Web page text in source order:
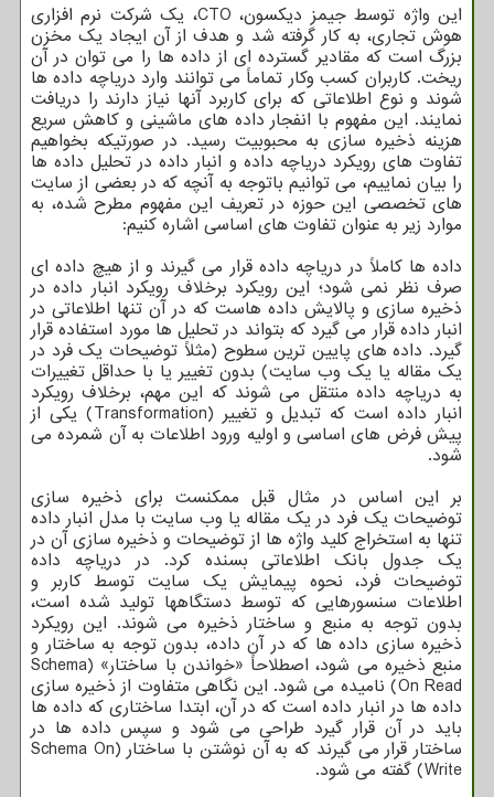
این واژه توسط جیمز دیکسون، CTO، یک شرکت نرم افزاری
هوش تجاری، به کار گرفته شد و هدف از آن ایجاد یک مخزن
بزرگ است که مقادیر گسترده ای از داده ها را می توان در آن
ریخت. کاربران کسب وکار تماماً می توانند وارد دریاچه داده ها
شوند و نوع اطلاعاتی که برای کاربرد آنها نیاز دارند را دریافت
نمایند. این مفهوم با انفجار داده های ماشینی و کاهش سریع
هزینه ذخیره سازی به محبوبیت رسید. در صورتیکه بخواهیم
تفاوت های رویکرد دریاچه داده و انبار داده در تحلیل داده ها
را بیان نماییم، می توانیم باتوجه به آنچه که در بعضی از سایت
های تخصصی این حوزه در تعریف این مفهوم مطرح شده، به
موارد زیر به عنوان تفاوت های اساسی اشاره کنیم:
داده ها کاملاً در دریاچه داده قرار می گیرند و از هیچ داده ای
صرف نظر نمی شود؛ این رویکرد برخلاف رویکرد انبار داده در
ذخیره سازی و پالایش داده هاست که در آن تنها اطلاعاتی در
انبار داده قرار می گیرد که بتواند در تحلیل ها مورد استفاده قرار
گیرد. داده های پایین ترین سطوح (مثلاً توضیحات یک فرد در
یک مقاله یا یک وب سایت) بدون تغییر یا با حداقل تغییرات
به دریاچه داده منتقل می شوند که این مهم، برخلاف رویکرد
انبار داده است که تبدیل و تغییر (Transformation) یکی از
پیش فرض های اساسی و اولیه ورود اطلاعات به آن شمرده می
شود.
بر این اساس در مثال قبل ممکنست برای ذخیره سازی
توضیحات یک فرد در یک مقاله یا وب سایت با مدل انبار داده
تنها به استخراج کلید واژه ها از توضیحات و ذخیره سازی آن در
یک جدول بانک اطلاعاتی بسنده کرد. در دریاچه داده
توضیحات فرد، نحوه پیمایش یک سایت توسط کاربر و
اطلاعات سنسورهایی که توسط دستگاهها تولید شده است،
بدون توجه به منبع و ساختار ذخیره می شوند. این رویکرد
ذخیره سازی داده ها که در آن داده، بدون توجه به ساختار و
منبع ذخیره می شود، اصطلاحاً «خواندن با ساختار» (Schema
On Read) نامیده می شود. این نگاهی متفاوت از ذخیره سازی
داده ها در انبار داده است که در آن، ابتدا ساختاری که داده ها
باید در آن قرار گیرد طراحی می شود و سپس داده ها در
ساختار قرار می گیرند که به آن نوشتن با ساختار (Schema On
Write) گفته می شود.